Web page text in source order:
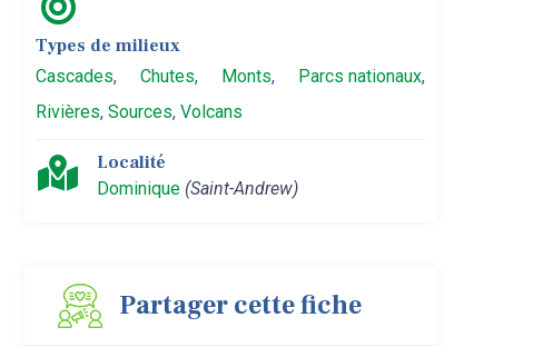
Types de milieux
Cascades, Chutes, Monts, Parcs nationaux,
Rivières, Sources, Volcans
Localité
Dominique (Saint-Andrew)
Partager cette fiche